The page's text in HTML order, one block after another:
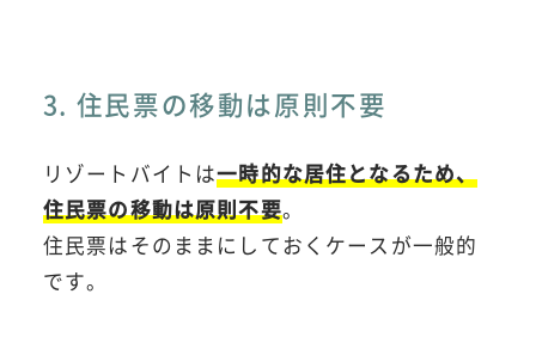
3. 住民票の移動は原則不要
リゾートバイトは一時的な居住となるため、
住民票の移動は原則不要。
住民票はそのままにしておくケースが一般的
です。